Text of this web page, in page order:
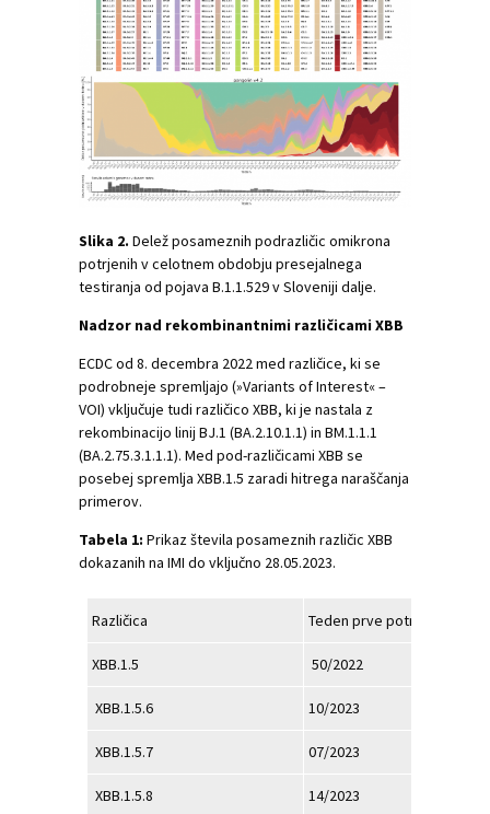
Slika 2. Delež posameznih podrazličic omikrona
potrjenih v celotnem obdobju presejalnega
testiranja od pojava B.1.1.529 v Sloveniji dalje.
Nadzor nad rekombinantnimi različicami XBB
ECDC od 8. decembra 2022 med različice, ki se
podrobneje spremljajo (»Variants of Interest« –
VOI) vključuje tudi različico XBB, ki je nastala z
rekombinacijo linij BJ.1 (BA.2.10.1.1) in BM.1.1.1
(BA.2.75.3.1.1.1). Med pod-različicami XBB se
posebej spremlja XBB.1.5 zaradi hitrega naraščanja
primerov.
Tabela 1: Prikaz števila posameznih različic XBB
dokazanih na IMI do vključno 28.05.2023.
Različica Teden prve potrditve
XBB.1.5 50/2022
XBB.1.5.6 10/2023
XBB.1.5.7 07/2023
XBB.1.5.8 14/2023